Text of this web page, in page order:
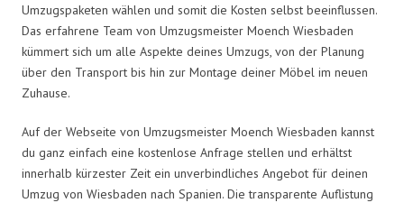
Umzugspaketen wählen und somit die Kosten selbst beeinflussen.
Das erfahrene Team von Umzugsmeister Moench Wiesbaden
kümmert sich um alle Aspekte deines Umzugs, von der Planung
über den Transport bis hin zur Montage deiner Möbel im neuen
Zuhause.
Auf der Webseite von Umzugsmeister Moench Wiesbaden kannst
du ganz einfach eine kostenlose Anfrage stellen und erhältst
innerhalb kürzester Zeit ein unverbindliches Angebot für deinen
Umzug von Wiesbaden nach Spanien. Die transparente Auflistung